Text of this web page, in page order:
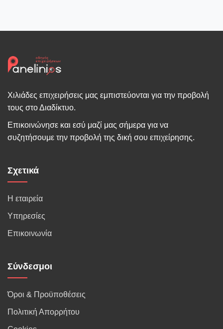
Χιλιάδες επιχειρήσεις μας εμπιστεύονται για την προβολή
τους στο Διαδίκτυο.
Επικοινώνησε και εσύ μαζί μας σήμερα για να
συζητήσουμε την προβολή της δική σου επιχείρησης.
Σχετικά
Η εταιρεία
Υπηρεσίες
Επικοινωνία
Σύνδεσμοι
Όροι & Προϋποθέσεις
Πολιτική Απορρήτου